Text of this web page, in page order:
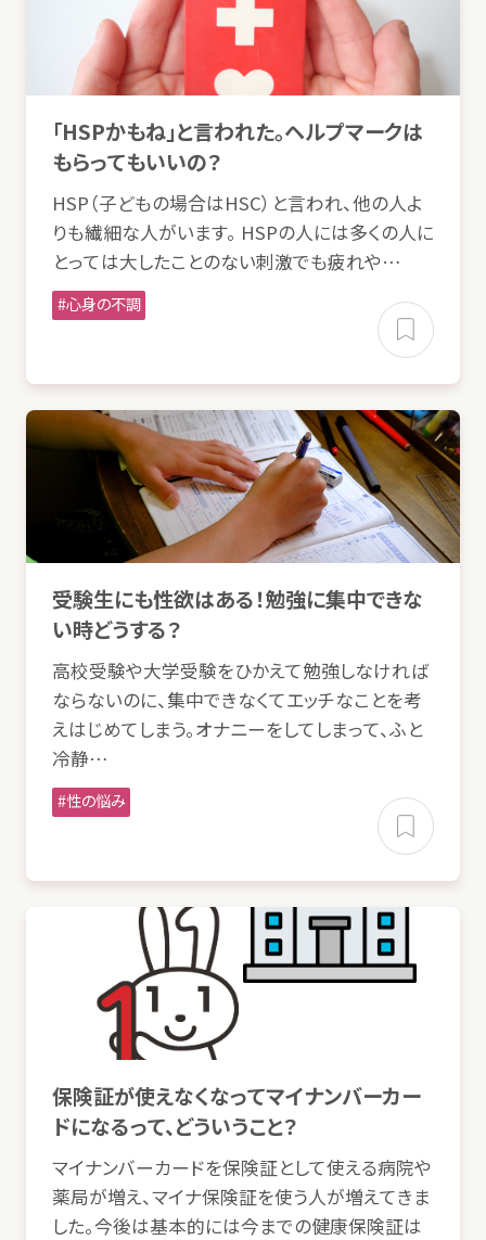
「HSPかもね」と言われた。ヘルプマークは
もらってもいいの？
HSP（子どもの場合はHSC）と言われ、他の人よ
りも繊細な人がいます。 HSPの人には多くの人に
とっては大したことのない刺激でも疲れや…
心身の不調
受験生にも性欲はある！勉強に集中できな
い時どうする？
高校受験や大学受験をひかえて勉強しなければ
ならないのに、 集中できなくてエッチなことを考
えはじめてしまう。オナニーをしてしまって、ふと
冷静…
性の悩み
保険証が使えなくなってマイナンバーカー
ドになるって、どういうこと？
マイナンバーカードを保険証として使える病院や
薬局が増え、マイナ保険証を使う人が増えてきま
した。今後は基本的には今までの健康保険証は